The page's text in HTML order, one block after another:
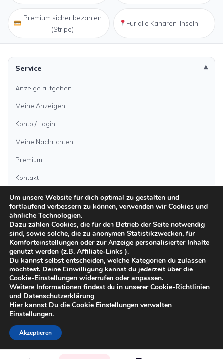
Premium sicher bezahlen
(Stripe)
Für alle Kanaren-Inseln
Service
Anzeige aufgeben
Meine Anzeigen
Konto / Login
Meine Nachrichten
Premium
Kontakt
Anzeige aufgeben
Kategorien
Inseln
ImpressumDatenschutzAGB Sicher inserierenModerationsrichtlinien
Um unsere Website für dich optimal zu gestalten und
fortlaufend verbessern zu können, verwenden wir Cookies und
ähnliche Technologien.
Dazu zählen Cookies, die für den Betrieb der Seite notwendig
sind, sowie solche, die zu anonymen Statistikzwecken, für
Komforteinstellungen oder zur Anzeige personalisierter Inhalte
genutzt werden (z.B. Affiliate-Links ).
Du kannst selbst entscheiden, welche Kategorien du zulassen
möchtest. Deine Einwilligung kannst du jederzeit über die
Cookie-Einstellungen widerrufen oder anpassen.
Weitere Informationen findest du in unsererCookie-Richtlinien
und Datenschutzerklärung
Hier kannst Du die Cookie Einstellungen verwalten
Einstellungen.
Akzeptieren